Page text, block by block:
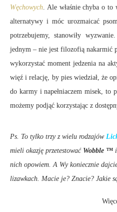
Węchowych. Ale właśnie chyba o
alternatywy i móc urozmaicać
potrzebujemy, stanowiły
jednym – nie jest filozofią nakarmić
wykorzystać moment jedzenia na
więź i relację, by pies wiedział, że
do karmy i napełniaczem misek, to
możemy podjąć korzystając z
Ps. To tylko trzy z wielu rodzajów
mieli okazję przetestować Wobble ™ i
nich opowiem. A Wy koniecznie
lizawkach. Macie je? Znacie? Jakie